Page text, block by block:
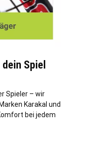
Spiel
Spieler – wir
Karakal und
bei jedem